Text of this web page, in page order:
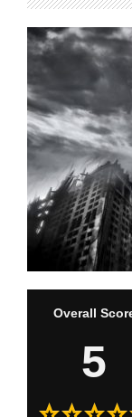
Overall
5